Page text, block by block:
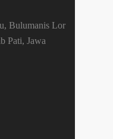
Bulumanis Lor
Pati, Jawa